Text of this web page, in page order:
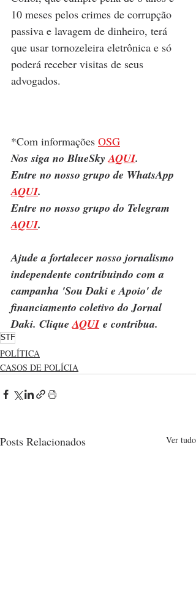
10 meses pelos crimes de corrupção
passiva e lavagem de dinheiro, terá
que usar tornozeleira eletrônica e só
poderá receber visitas de seus
advogados.
*Com informações OSG
Nos siga no BlueSky AQUI.
Entre no nosso grupo de WhatsApp
AQUI.
Entre no nosso grupo do Telegram
AQUI.
Ajude a fortalecer nosso jornalismo
independente contribuindo com a
campanha 'Sou Daki e Apoio' de
financiamento coletivo do Jornal
Daki. Clique AQUI e contribua.
STF
POLÍTICA
CASOS DE POLÍCIA
Posts Relacionados Ver tudo